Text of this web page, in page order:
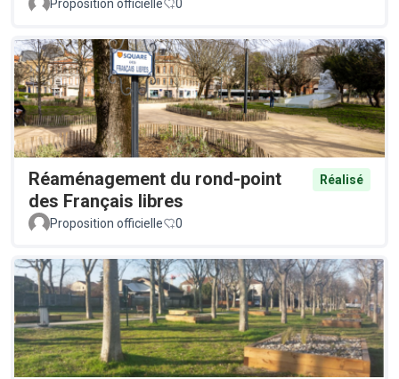
Proposition officielle 0
Réaménagement du rond-point
des Français libres
Réalisé
Proposition officielle 0